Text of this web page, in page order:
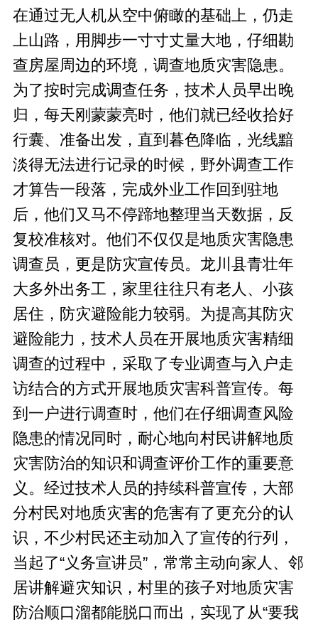
在通过无人机从空中俯瞰的基础上，仍走
上山路，用脚步一寸寸丈量大地，仔细勘
查房屋周边的环境，调查地质灾害隐患。
为了按时完成调查任务，技术人员早出晚
归，每天刚蒙蒙亮时，他们就已经收拾好
行囊、准备出发，直到暮色降临，光线黯
淡得无法进行记录的时候，野外调查工作
才算告一段落，完成外业工作回到驻地
后，他们又马不停蹄地整理当天数据，反
复校准核对。他们不仅仅是地质灾害隐患
调查员，更是防灾宣传员。龙川县青壮年
大多外出务工，家里往往只有老人、小孩
居住，防灾避险能力较弱。为提高其防灾
避险能力，技术人员在开展地质灾害精细
调查的过程中，采取了专业调查与入户走
访结合的方式开展地质灾害科普宣传。每
到一户进行调查时，他们在仔细调查风险
隐患的情况同时，耐心地向村民讲解地质
灾害防治的知识和调查评价工作的重要意
义。经过技术人员的持续科普宣传，大部
分村民对地质灾害的危害有了更充分的认
识，不少村民还主动加入了宣传的行列，
当起了“义务宣讲员”，常常主动向家人、邻
居讲解避灾知识，村里的孩子对地质灾害
防治顺口溜都能脱口而出，实现了从“要我